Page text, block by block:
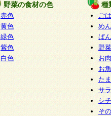
野菜の食材の色
赤色
黄色
緑色
紫色
白色
種
ご
めん
ぱん
野
お
お
た
サ
シ
そ